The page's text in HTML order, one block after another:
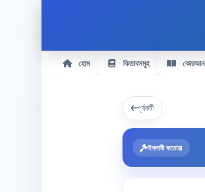
হোম কিতাবসমূহ কোরআন
পূর্ববর্তী
ইসলামী ফতোয়া